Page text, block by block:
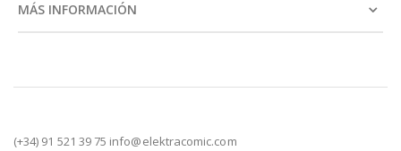
MÁS INFORMACIÓN
(+34) 91 521 39 75 info@elektracomic.com